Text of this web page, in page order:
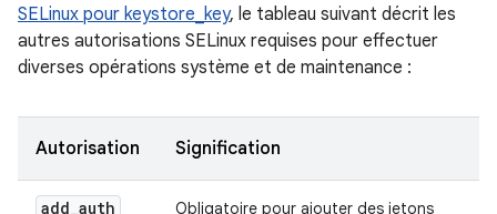
SELinux pour keystore_key, le tableau suivant décrit les
autres autorisations SELinux requises pour effectuer
diverses opérations système et de maintenance :
Autorisation Signification
add_auth
Obligatoire pour ajouter des jetons